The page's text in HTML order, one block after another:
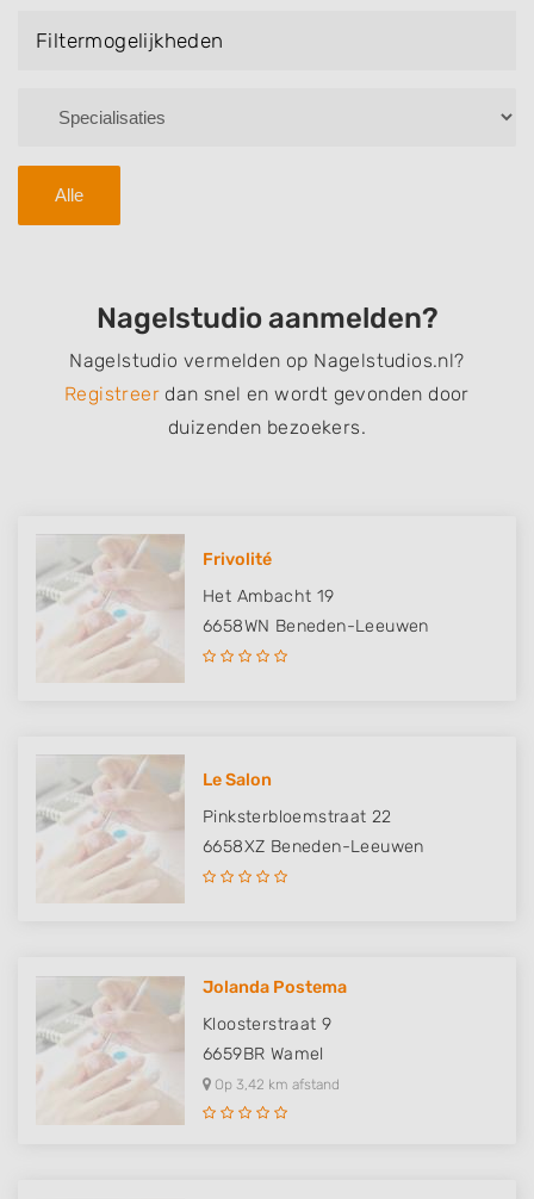
Filtermogelijkheden
Alle
Nagelstudio aanmelden?
Nagelstudio vermelden op Nagelstudios.nl?
Registreer dan snel en wordt gevonden door
duizenden bezoekers.
Frivolité
Het Ambacht 19
6658WN Beneden-Leeuwen
Le Salon
Pinksterbloemstraat 22
6658XZ Beneden-Leeuwen
Jolanda Postema
Kloosterstraat 9
6659BR Wamel
Op 3,42 km afstand